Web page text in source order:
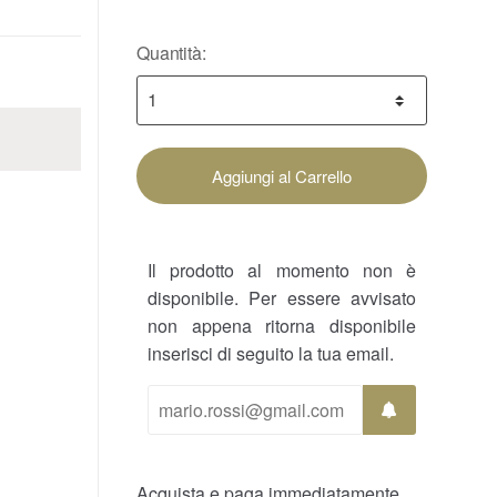
Quantità:
Aggiungi al Carrello
Il prodotto al momento non è
disponibile. Per essere avvisato
non appena ritorna disponibile
inserisci di seguito la tua email.